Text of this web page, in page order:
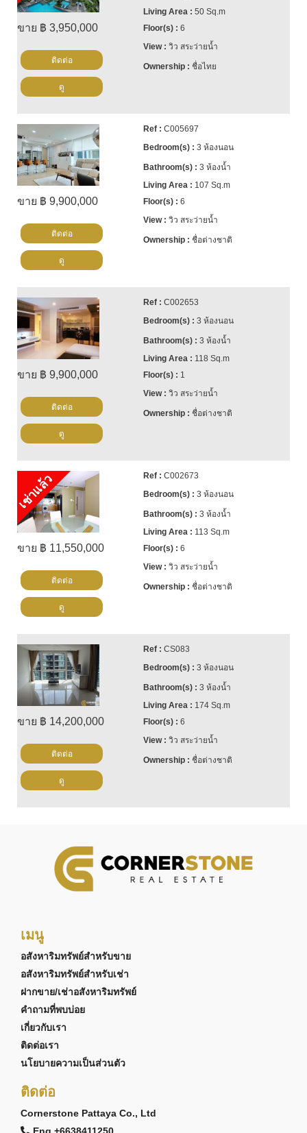
ขาย ฿ 3,950,000
50 Sq.m
6
วิว สระว่ายน้ำ
ชื่อไทย
ติดต่อ
ดู
ขาย ฿ 9,900,000
C005697
3 ห้องนอน
3 ห้องน้ำ
107 Sq.m
6
วิว สระว่ายน้ำ
ชื่อต่างชาติ
ติดต่อ
ดู
ขาย ฿ 9,900,000
C002653
3 ห้องนอน
3 ห้องน้ำ
118 Sq.m
1
วิว สระว่ายน้ำ
ชื่อต่างชาติ
ติดต่อ
ดู
เช่าแล้ว
ขาย ฿ 11,550,000
C002673
3 ห้องนอน
3 ห้องน้ำ
113 Sq.m
6
วิว สระว่ายน้ำ
ชื่อต่างชาติ
ติดต่อ
ดู
ขาย ฿ 14,200,000
CS083
3 ห้องนอน
3 ห้องน้ำ
174 Sq.m
6
วิว สระว่ายน้ำ
ชื่อต่างชาติ
ติดต่อ
ดู
เมนู
อสังหาริมทรัพย์สำหรับขาย
อสังหาริมทรัพย์สำหรับเช่า
ฝากขาย/เช่าอสังหาริมทรัพย์
คำถามที่พบบ่อย
เกี่ยวกับเรา
ติดต่อเรา
นโยบายความเป็นส่วนตัว
ติดต่อ
Cornerstone Pattaya Co., Ltd